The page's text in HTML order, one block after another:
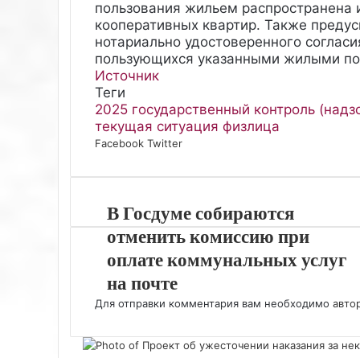
пользования жильем
кооперативных квартир. Также
нотариально удостоверенного
пользующихся указанными жилыми
Источник
Теги
2025 государственный контроль
текущая ситуация физлица
Facebook Twitter
n
e
d
I
n
n
e
r
e
s
о
т
а
к
т
н
к
л
а
с
и
y
e
a
s
A
p
p
l
g
r
a
m
b
r
В Госдуме собираются
отменить комиссию при
оплате коммунальных услуг
на почте
Для отправки комментария вам необходимо